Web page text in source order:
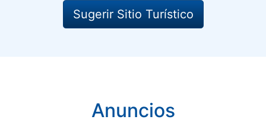
Sugerir Sitio Turístico
Anuncios